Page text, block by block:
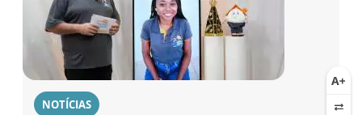
NOTÍCIAS